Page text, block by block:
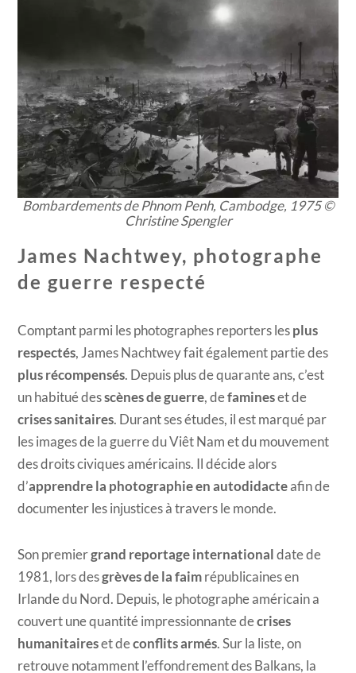
Bombardements de Phnom Penh, Cambodge, 1975 ©
Christine Spengler
James Nachtwey, photographe
de guerre respecté
Comptant parmi les photographes reporters les plus
respectés, James Nachtwey fait également partie des
plus récompensés. Depuis plus de quarante ans, c’est
un habitué desscènes de guerre, defamineset de
crises sanitaires. Durant ses études, il est marqué par
les images de la guerre du Viêt Nam et du mouvement
des droits civiques américains. Il décide alors
d’apprendre la photographie en autodidacteafin de
documenter les injustices à travers le monde.
Son premiergrand reportage international date de
1981, lors desgrèves de la faim républicaines en
Irlande du Nord. Depuis, le photographe américain a
couvert une quantité impressionnante decrises
humanitaireset deconflits armés. Sur la liste, on
retrouve notamment l’effondrement des Balkans, la